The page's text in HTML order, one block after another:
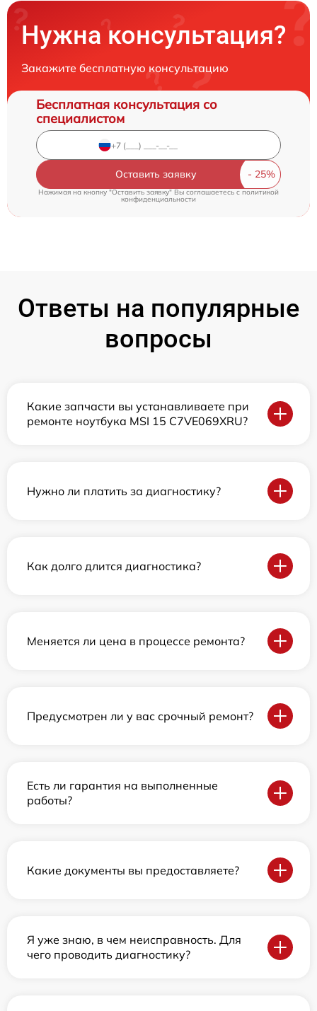
Нужна консультация?
Закажите бесплатную консультацию
Бесплатная консультация со
специалистом
Оставить заявку
Нажимая на кнопку "Оставить заявку" Вы соглашаетесь cполитикой
конфиденциальности
Ответы на популярные
вопросы
Какие запчасти вы устанавливаете при
ремонте ноутбука MSI 15 C7VE069XRU?
Нужно ли платить за диагностику?
Как долго длится диагностика?
Меняется ли цена в процессе ремонта?
Предусмотрен ли у вас срочный ремонт?
Есть ли гарантия на выполненные
работы?
Какие документы вы предоставляете?
Я уже знаю, в чем неисправность. Для
чего проводить диагностику?